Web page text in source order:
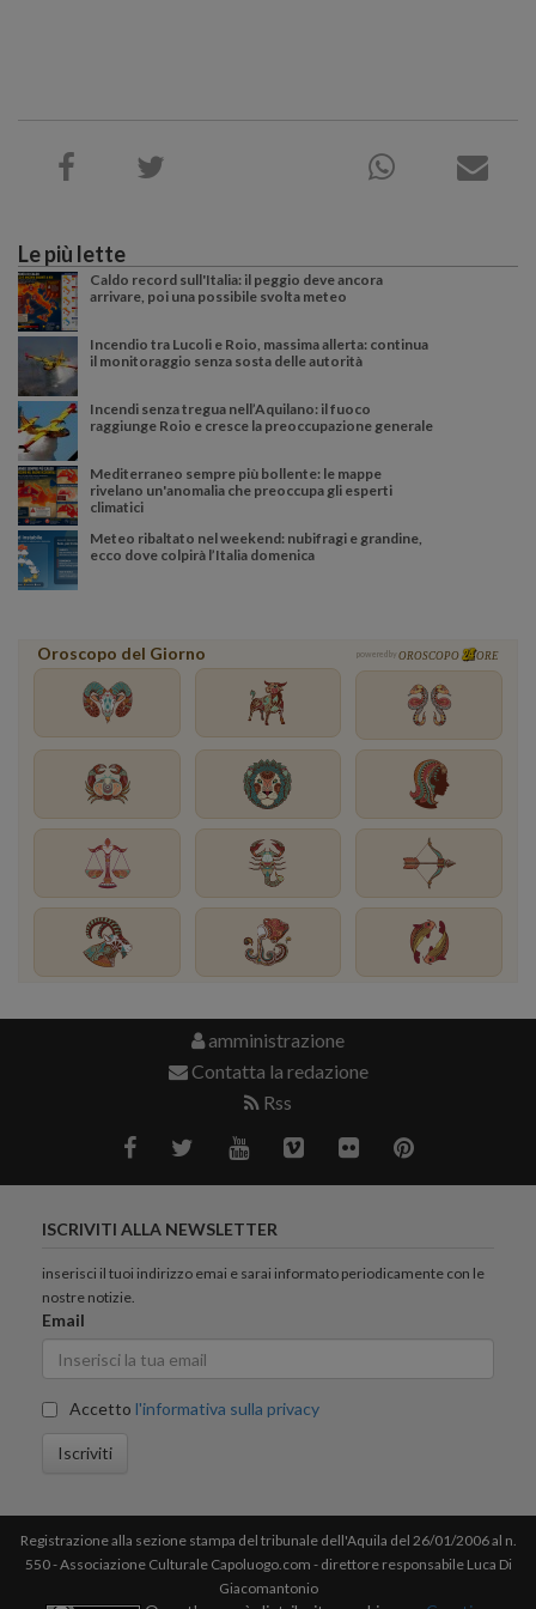
Le più lette
Caldo record sull'Italia: il peggio deve ancora
arrivare, poi una possibile svolta meteo
Incendio tra Lucoli e Roio, massima allerta: continua
il monitoraggio senza sosta delle autorità
Incendi senza tregua nell’Aquilano: il fuoco
raggiunge Roio e cresce la preoccupazione generale
Mediterraneo sempre più bollente: le mappe
rivelano un'anomalia che preoccupa gli esperti
climatici
Meteo ribaltato nel weekend: nubifragi e grandine,
ecco dove colpirà l’Italia domenica
Oroscopo del Giorno powered by OROSCOPO ORE
amministrazione
Contatta la redazione
Rss
ISCRIVITI ALLA NEWSLETTER
inserisci il tuoi indirizzo emai e sarai informato periodicamente con le
nostre notizie.
Email
Accetto l'informativa sulla privacy
Iscriviti
Registrazione alla sezione stampa del tribunale dell'Aquila del 26/01/2006 al n.
550 - Associazione Culturale Capoluogo.com - direttore responsabile Luca Di
Giacomantonio